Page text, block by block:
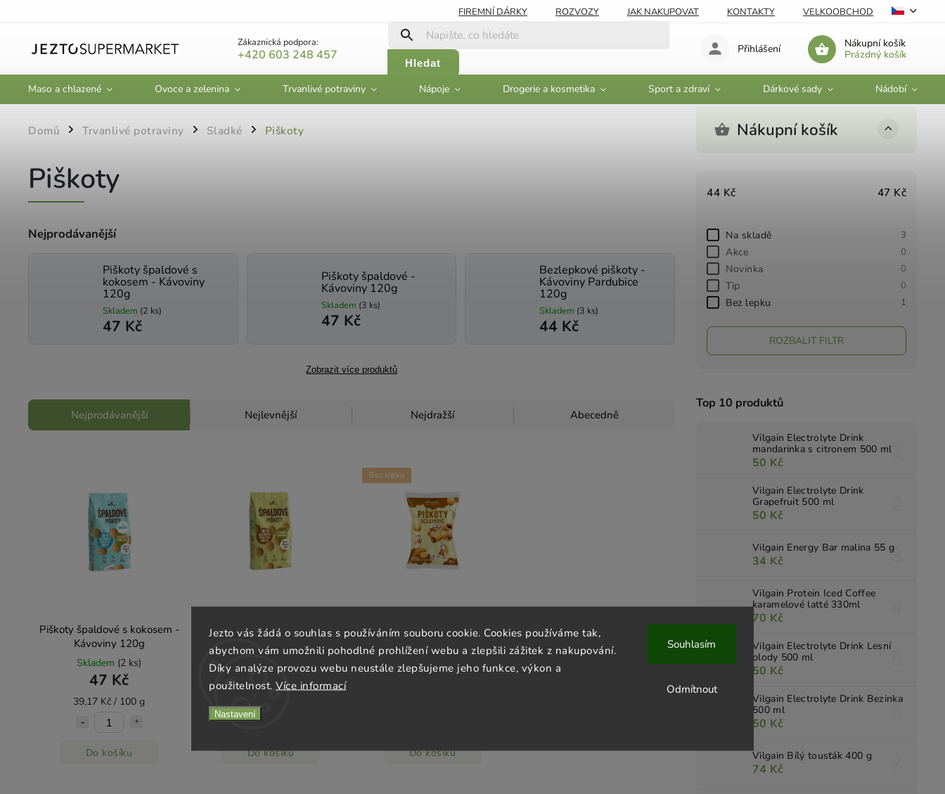
Jezto vás žádá o souhlas s používáním souboru cookie. Cookies používáme tak,
abychom vám umožnili pohodlné prohlížení webu a zlepšili zážitek z nakupování.
Díky analýze provozu webu neustále zlepšujeme jeho funkce, výkon a
použitelnost. Více informací
Nastavení
Odmítnout
Souhlasím
FIREMNÍ DÁRKY ROZVOZY JAK NAKUPOVAT KONTAKTY VELKOOBCHOD
Zákaznická podpora:
+420 603 248 457
Hledat
Nákupní košík
Prázdný košík
Přihlášení
Maso a chlazené Ovoce a zelenina Trvanlivé potraviny Nápoje Drogerie a kosmetika Sport a zdraví Dárkové sady Nádobí
Domů / Trvanlivé potraviny / Sladké / Piškoty Nákupní košík
44 Kč 47 Kč
Na skladě 3
Akce 0
Novinka 0
Tip 0
Bez lepku 1
ROZBALIT FILTR
Top 10 produktů
Vilgain Electrolyte Drink
mandarinka s citronem 500 ml
50 Kč
Vilgain Electrolyte Drink
Grapefruit 500 ml
50 Kč
Vilgain Energy Bar malina 55 g
34 Kč
Vilgain Protein Iced Coffee
karamelové latté 330ml
70 Kč
Vilgain Electrolyte Drink Lesní
plody 500 ml
50 Kč
Vilgain Electrolyte Drink Bezinka
500 ml
50 Kč
Vilgain Bílý tousťák 400 g
74 Kč
Piškoty
Nejprodávanější
Piškoty špaldové s
kokosem - Kávoviny
120g
Skladem (2 ks)
47 Kč
Piškoty špaldové -
Kávoviny 120g
Skladem (3 ks)
47 Kč
Bezlepkové piškoty -
Kávoviny Pardubice
120g
Skladem (3 ks)
44 Kč
Zobrazit více produktů
Nejprodávanější Nejlevnější Nejdražší Abecedně
Piškoty špaldové s kokosem -
Kávoviny 120g
Skladem (2 ks)
47 Kč
39,17 Kč / 100 g
Do košíku
Piškoty špaldové - Kávoviny
120g
Skladem(3 ks)
47 Kč
Do košíku
Bez lepku
Bezlepkové piškoty -
Kávoviny Pardubice 120g
Skladem(3 ks)
44 Kč
Do košíku